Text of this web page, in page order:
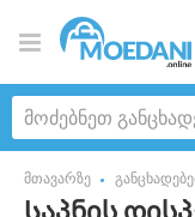
მთავარზე